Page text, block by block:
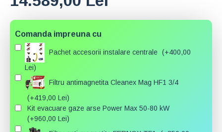
Comanda impreuna cu
Pachet accesorii instalare centrale (+400,00
Lei)
Filtru antimagnetita Cleanex Mag HF1 3/4
(+419,00 Lei)
Kit evacuare gaze arse Power Max 50-80 kW
(+960,00 Lei)